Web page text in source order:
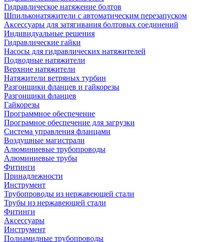
Гидравлическое натяжение болтов
Шпильконатяжители с автоматическим перезапуском
Аксессуары для затягивания болтовых соединений
Индивидуальные решения
Гидравлические гайки
Насосы для гидравлических натяжителей
Подводные натяжители
Верхние натяжители
Натяжители ветряных турбин
Разгонщики фланцев и гайкорезы
Разгонщики фланцев
Гайкорезы
Программное обеспечение
Програмное обеспечение для загрузки
Система управления фланцами
Воздушные магистрали
Алюминиевые трубопроводы
Алюминиевые трубы
Фитинги
Принадлежности
Инструмент
Трубопроводы из нержавеющей стали
Трубы из нержавеющей стали
Фитинги
Аксессуары
Инструмент
Полиамидные трубопроводы